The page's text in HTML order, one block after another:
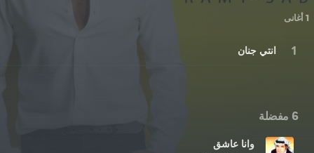
1 أغانى
انتي جنان
6 مفضلة
وانا عاشق